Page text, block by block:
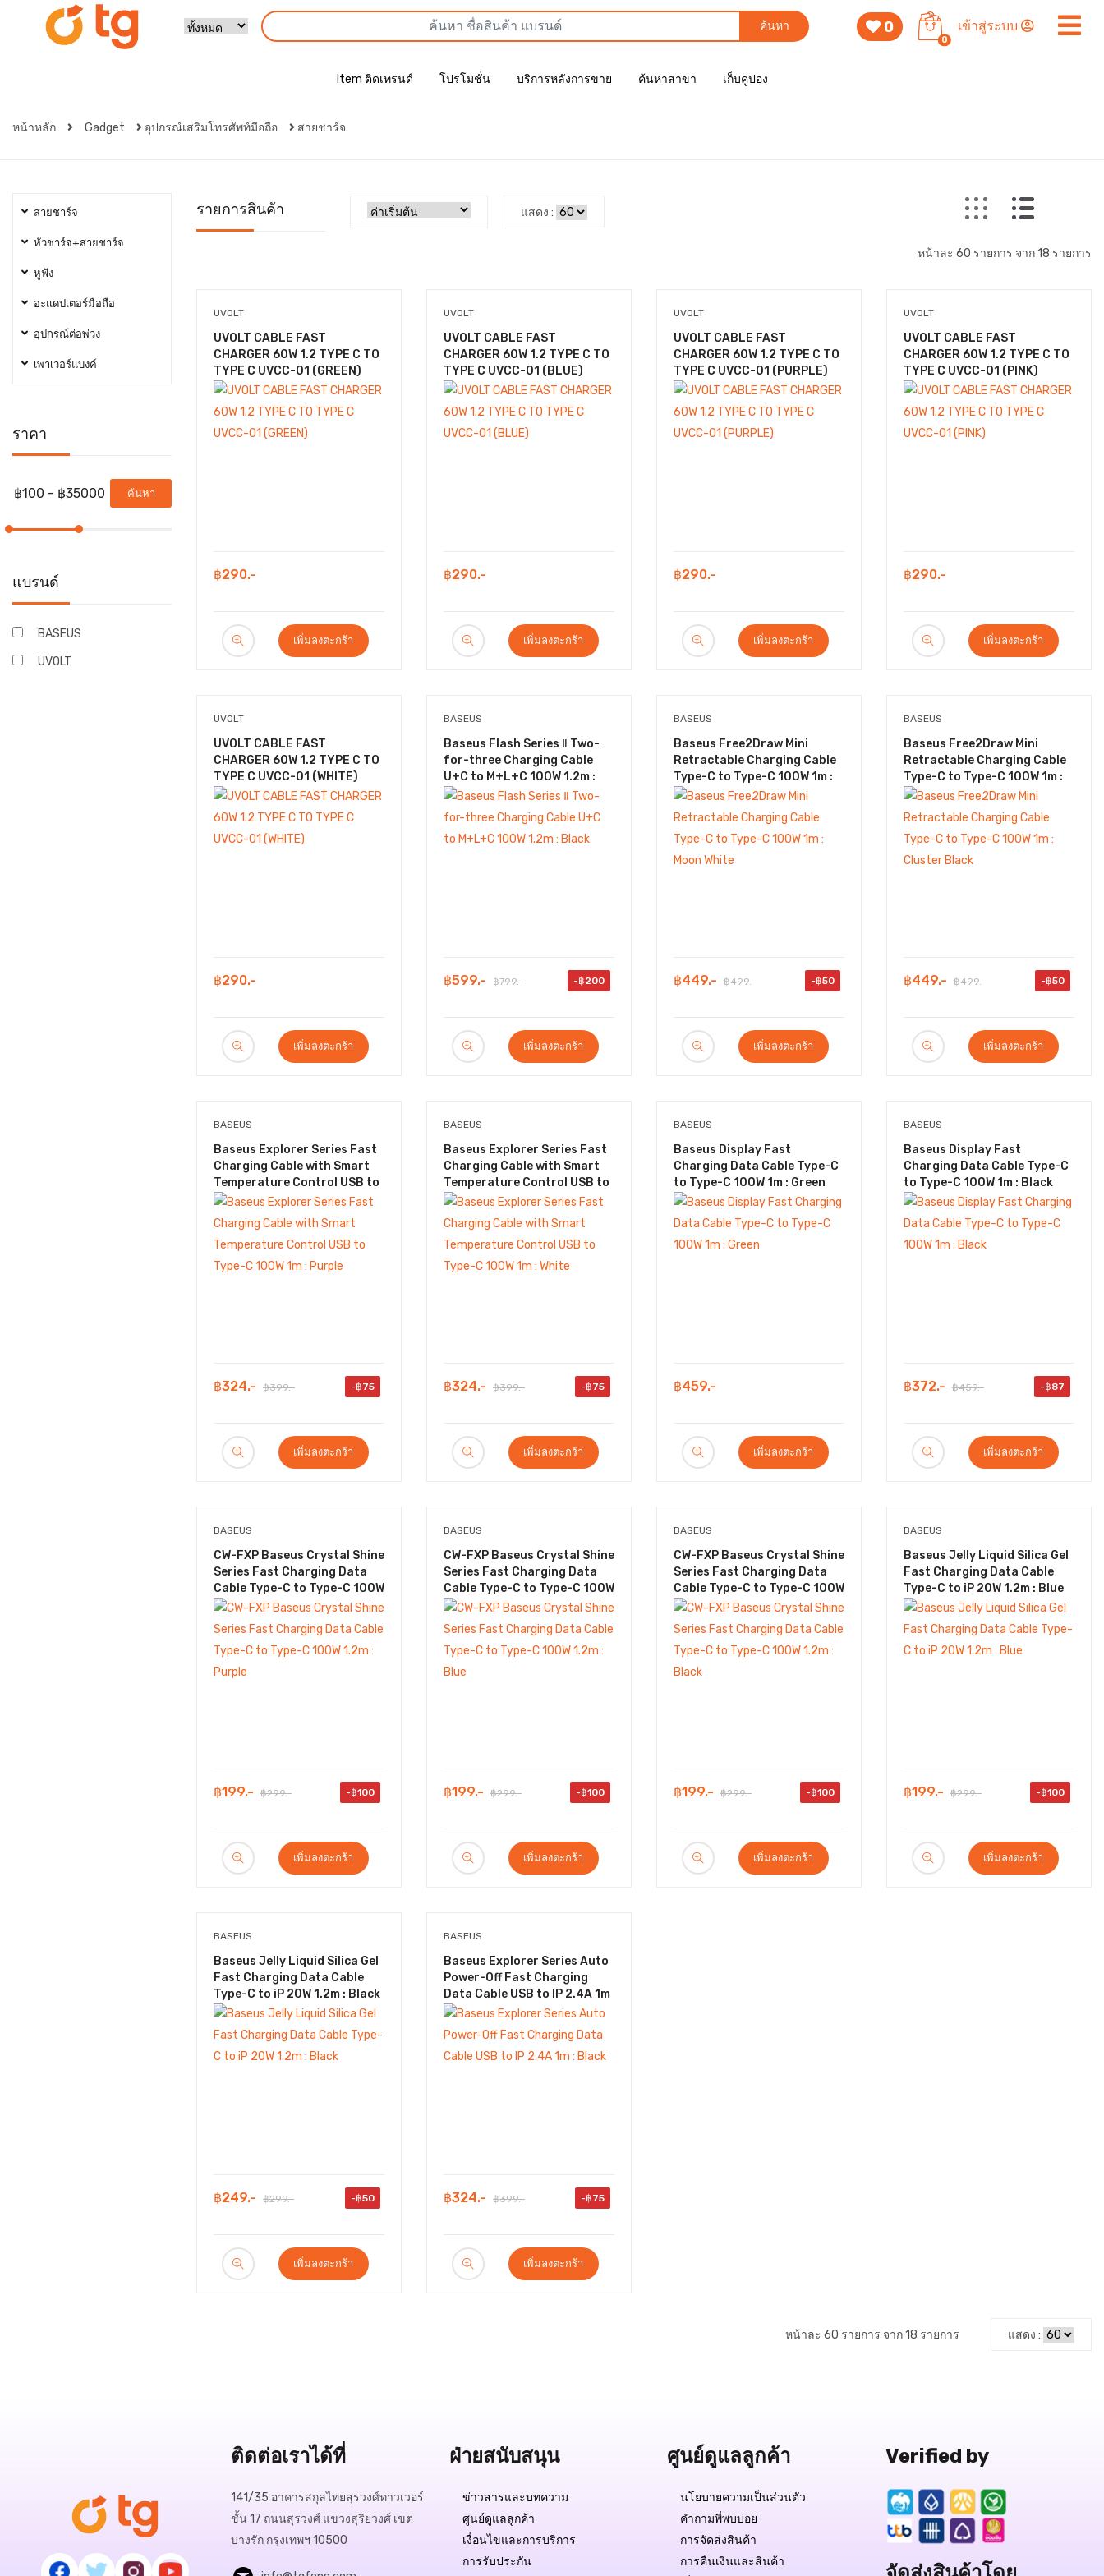
ค้นหา 0
0
เข้าสู่ระบบ
Item ติดเทรนด์ โปรโมชั่น บริการหลังการขาย ค้นหาสาขา เก็บคูปอง
หน้าหลัก Gadget อุปกรณ์เสริมโทรศัพท์มือถือ สายชาร์จ
สายชาร์จ
หัวชาร์จ+สายชาร์จ
หูฟัง
อะแดปเตอร์มือถือ
อุปกรณ์ต่อพ่วง
เพาเวอร์แบงค์
ราคา
ค้นหา
แบรนด์
BASEUS
UVOLT
รายการสินค้า แสดง :
หน้าละ 60 รายการ จาก 18 รายการ
UVOLT
UVOLT CABLE FAST
CHARGER 60W 1.2 TYPE C TO
TYPE C UVCC-01 (GREEN)
฿290.-
เพิ่มลงตะกร้า
UVOLT
UVOLT CABLE FAST
CHARGER 60W 1.2 TYPE C TO
TYPE C UVCC-01 (BLUE)
฿290.-
เพิ่มลงตะกร้า
UVOLT
UVOLT CABLE FAST
CHARGER 60W 1.2 TYPE C TO
TYPE C UVCC-01 (PURPLE)
฿290.-
เพิ่มลงตะกร้า
UVOLT
UVOLT CABLE FAST
CHARGER 60W 1.2 TYPE C TO
TYPE C UVCC-01 (PINK)
฿290.-
เพิ่มลงตะกร้า
UVOLT
UVOLT CABLE FAST
CHARGER 60W 1.2 TYPE C TO
TYPE C UVCC-01 (WHITE)
฿290.-
เพิ่มลงตะกร้า
BASEUS
Baseus Flash Series Ⅱ Two-
for-three Charging Cable
U+C to M+L+C 100W 1.2m :
Black
฿599.- ฿799.- -฿200
เพิ่มลงตะกร้า
BASEUS
Baseus Free2Draw Mini
Retractable Charging Cable
Type-C to Type-C 100W 1m :
Moon White
฿449.- ฿499.- -฿50
เพิ่มลงตะกร้า
BASEUS
Baseus Free2Draw Mini
Retractable Charging Cable
Type-C to Type-C 100W 1m :
Cluster Black
฿449.- ฿499.- -฿50
เพิ่มลงตะกร้า
BASEUS
Baseus Explorer Series Fast
Charging Cable with Smart
Temperature Control USB to
Type-C 100W 1m : Purple
฿324.- ฿399.- -฿75
เพิ่มลงตะกร้า
BASEUS
Baseus Explorer Series Fast
Charging Cable with Smart
Temperature Control USB to
Type-C 100W 1m : White
฿324.- ฿399.- -฿75
เพิ่มลงตะกร้า
BASEUS
Baseus Display Fast
Charging Data Cable Type-C
to Type-C 100W 1m : Green
฿459.-
เพิ่มลงตะกร้า
BASEUS
Baseus Display Fast
Charging Data Cable Type-C
to Type-C 100W 1m : Black
฿372.- ฿459.- -฿87
เพิ่มลงตะกร้า
BASEUS
CW-FXP Baseus Crystal Shine
Series Fast Charging Data
Cable Type-C to Type-C 100W
1.2m : Purple
฿199.- ฿299.- -฿100
เพิ่มลงตะกร้า
BASEUS
CW-FXP Baseus Crystal Shine
Series Fast Charging Data
Cable Type-C to Type-C 100W
1.2m : Blue
฿199.- ฿299.- -฿100
เพิ่มลงตะกร้า
BASEUS
CW-FXP Baseus Crystal Shine
Series Fast Charging Data
Cable Type-C to Type-C 100W
1.2m : Black
฿199.- ฿299.- -฿100
เพิ่มลงตะกร้า
BASEUS
Baseus Jelly Liquid Silica Gel
Fast Charging Data Cable
Type-C to iP 20W 1.2m : Blue
฿199.- ฿299.- -฿100
เพิ่มลงตะกร้า
BASEUS
Baseus Jelly Liquid Silica Gel
Fast Charging Data Cable
Type-C to iP 20W 1.2m : Black
฿249.- ฿299.- -฿50
เพิ่มลงตะกร้า
BASEUS
Baseus Explorer Series Auto
Power-Off Fast Charging
Data Cable USB to IP 2.4A 1m
: Black
฿324.- ฿399.- -฿75
เพิ่มลงตะกร้า
สถานะสินค้า:
QUICK VIEW
หน้าละ 60 รายการ จาก 18 รายการ แสดง :
ติดต่อเราได้ที่
141/35 อาคารสกุลไทยสุรวงศ์ทาวเวอร์
ชั้น 17 ถนนสุรวงศ์ แขวงสุริยวงศ์ เขต
บางรัก กรุงเทพฯ 10500
ฝ่ายสนับสนุน
ข่าวสารและบทความ
ศูนย์ดูแลลูกค้า
เงื่อนไขและการบริการ
การรับประกัน
ศูนย์ดูแลลูกค้า
นโยบายความเป็นส่วนตัว
คำถามพี่พบบ่อย
การจัดส่งสินค้า
การคืนเงินและสินค้า
Verified by